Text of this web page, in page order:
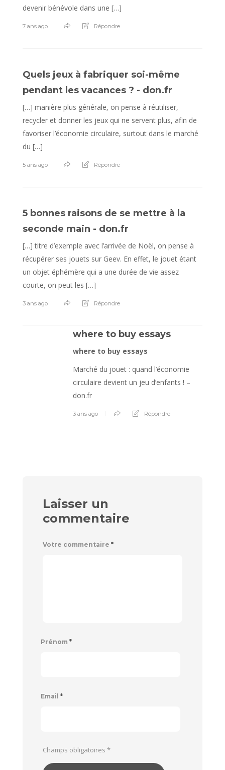
devenir bénévole dans une […]
7 ans ago Répondre
Quels jeux à fabriquer soi-même
pendant les vacances ? - don.fr
[…] manière plus générale, on pense à réutiliser,
recycler et donner les jeux qui ne servent plus, afin de
favoriser l’économie circulaire, surtout dans le marché
du […]
5 ans ago Répondre
5 bonnes raisons de se mettre à la
seconde main - don.fr
[…] titre d’exemple avec l’arrivée de Noël, on pense à
récupérer ses jouets sur Geev. En effet, le jouet étant
un objet éphémère qui a une durée de vie assez
courte, on peut les […]
3 ans ago Répondre
where to buy essays
where to buy essays
Marché du jouet : quand l’économie
circulaire devient un jeu d’enfants ! –
don.fr
3 ans ago Répondre
Laisser un
commentaire
Votre commentaire *
Prénom *
Email *
Champs obligatoires *